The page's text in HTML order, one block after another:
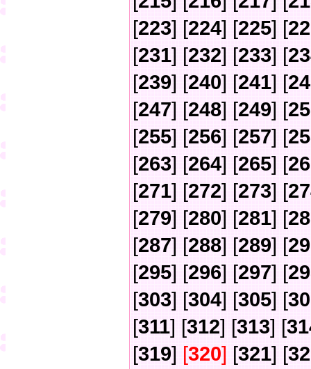
[223] [224] [225] [
[231] [232] [233] [
[239] [240] [241] [
[247] [248] [249] [
[255] [256] [257] [
[263] [264] [265] [
[271] [272] [273] [
[279] [280] [281] [
[287] [288] [289] [
[295] [296] [297] [
[303] [304] [305] [
[311] [312] [313] [
[319] [320] [321] [